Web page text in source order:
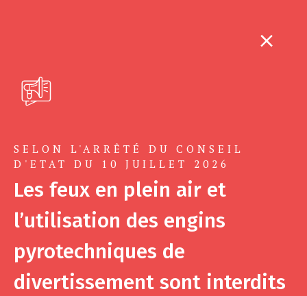
SELON L'ARRÊTÉ DU CONSEIL
D'ETAT DU 10 JUILLET 2026
Les feux en plein air et
l’utilisation des engins
pyrotechniques de
divertissement sont interdits